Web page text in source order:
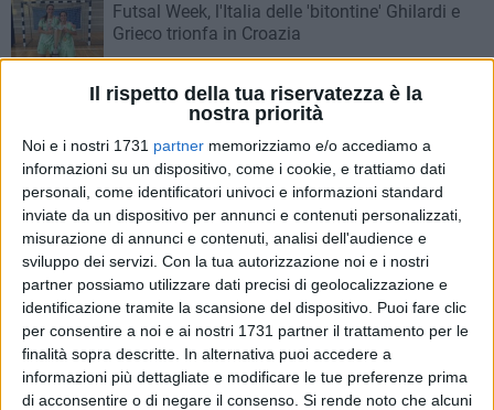
Il rispetto della tua riservatezza è la
nostra priorità
Noi e i nostri 1731 partner memorizziamo e/o accediamo a
informazioni su un dispositivo, come i cookie, e trattiamo dati
personali, come identificatori univoci e informazioni standard
inviate da un dispositivo per annunci e contenuti personalizzati,
misurazione di annunci e contenuti, analisi dell'audience e
sviluppo dei servizi. Con la tua autorizzazione noi e i nostri
partner possiamo utilizzare dati precisi di geolocalizzazione e
identificazione tramite la scansione del dispositivo. Puoi fare clic
per consentire a noi e ai nostri 1731 partner il trattamento per le
finalità sopra descritte. In alternativa puoi accedere a
informazioni più dettagliate e modificare le tue preferenze prima
di acconsentire o di negare il consenso. Si rende noto che alcuni
Futsal Week, l'Italia delle 'bitontine' Ghilardi e
Grieco trionfa in Croazia
BITONTO - 24 GIUGNO 2026
Futsal Bitonto, prime conferme: Giacomo
Rosone resta in neroverde
BITONTO - 23 GIUGNO 2026
Futsal Bitonto, esperienza e qualità per mister
Lodispoto: arriva Primavera
BITONTO - 22 GIUGNO 2026
Bitonto Calcio, cresce preoccupazione per il
futuro: lo stadio resta il nodo da sciogliere
BITONTO - 16 GIUGNO 2026